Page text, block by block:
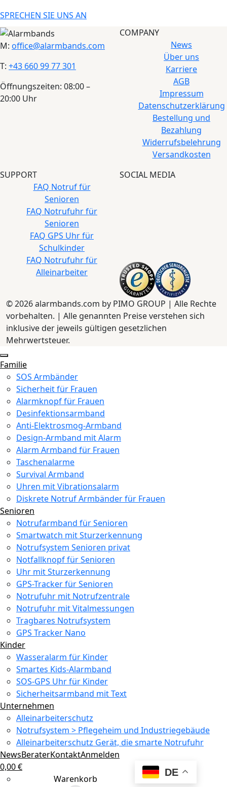
SPRECHEN SIE UNS AN
M: office@alarmbands.com
T: +43 660 99 77 301
Öffnungszeiten: 08:00 –
20:00 Uhr
COMPANY
News
Über uns
Karriere
AGB
Impressum
Datenschutzerklärung
Bestellung und
Bezahlung
Widerrufsbelehrung
Versandkosten
SUPPORT
FAQ Notruf für
Senioren
FAQ Notrufuhr für
Senioren
FAQ GPS Uhr für
Schulkinder
FAQ Notrufuhr für
Alleinarbeiter
SOCIAL MEDIA
© 2026 alarmbands.com by PIMO GROUP | Alle Rechte
vorbehalten. | Alle genannten Preise verstehen sich
inklusive der jeweils gültigen gesetzlichen
Mehrwertsteuer.
Familie
SOS Armbänder
Sicherheit für Frauen
Alarmknopf für Frauen
Desinfektionsarmband
Anti-Elektrosmog-Armband
Design-Armband mit Alarm
Alarm Armband für Frauen
Taschenalarme
Survival Armband
Uhren mit Vibrationsalarm
Diskrete Notruf Armbänder für Frauen
Senioren
Notrufarmband für Senioren
Smartwatch mit Sturzerkennung
Notrufsystem Senioren privat
Notfallknopf für Senioren
Uhr mit Sturzerkennung
GPS-Tracker für Senioren
Notrufuhr mit Notrufzentrale
Notrufuhr mit Vitalmessungen
Tragbares Notrufsystem
GPS Tracker Nano
Kinder
Wasseralarm für Kinder
Smartes Kids-Alarmband
SOS-GPS Uhr für Kinder
Sicherheitsarmband mit Text
Unternehmen
Alleinarbeiterschutz
Notrufsystem > Pflegeheim und Industriegebäude
Alleinarbeiterschutz Gerät, die smarte Notrufuhr
NewsBeraterKontaktAnmelden
0,00€
Warenkorb
DE